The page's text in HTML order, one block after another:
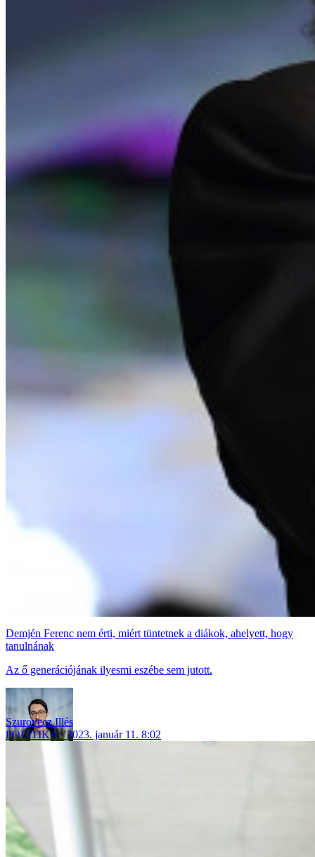
Demjén Ferenc nem érti, miért tüntetnek a diákok, ahelyett, hogy
tanulnának
Az ő generációjának ilyesmi eszébe sem jutott.
Szurovecz Illés
POLITIKA
2023. január 11. 8:02